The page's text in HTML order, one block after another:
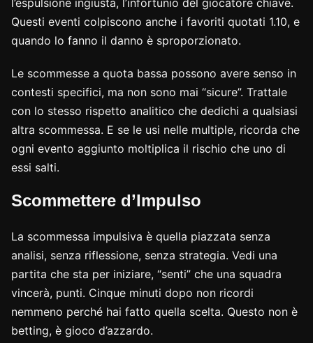
l’espulsione ingiusta, l’infortunio del giocatore chiave.
Questi eventi colpiscono anche i favoriti quotati 1.10, e
quando lo fanno il danno è sproporzionato.
Le scommesse a quota bassa possono avere senso in
contesti specifici, ma non sono mai “sicure”. Trattale
con lo stesso rispetto analitico che dedichi a qualsiasi
altra scommessa. E se le usi nelle multiple, ricorda che
ogni evento aggiunto moltiplica il rischio che uno di
essi salti.
Scommettere d’Impulso
La scommessa impulsiva è quella piazzata senza
analisi, senza riflessione, senza strategia. Vedi una
partita che sta per iniziare, “senti” che una squadra
vincerà, punti. Cinque minuti dopo non ricordi
nemmeno perché hai fatto quella scelta. Questo non è
betting, è gioco d’azzardo.